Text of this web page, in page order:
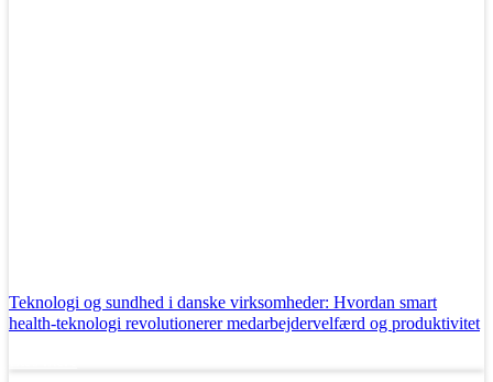
Teknologi og sundhed i danske virksomheder: Hvordan smart
health-teknologi revolutionerer medarbejdervelfærd og produktivitet